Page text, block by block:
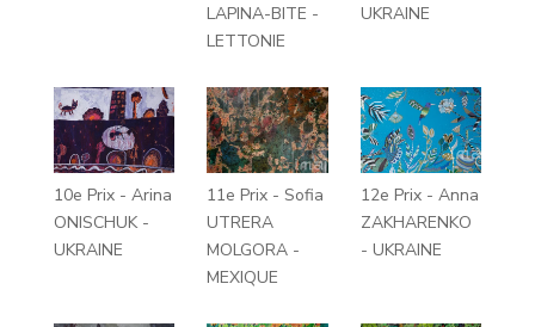
LAPINA-BITE -
LETTONIE
UKRAINE
10e Prix - Arina
ONISCHUK -
UKRAINE
11e Prix - Sofia
UTRERA
MOLGORA -
MEXIQUE
12e Prix - Anna
ZAKHARENKO
- UKRAINE